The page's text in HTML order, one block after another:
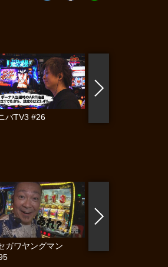
バTV3 #26
ガワヤングマン